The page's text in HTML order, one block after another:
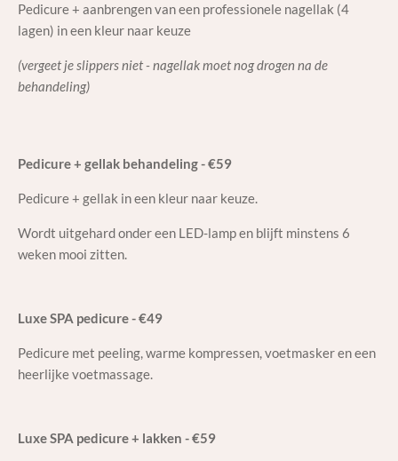
Pedicure + aanbrengen van een professionele nagellak (4
lagen) in een kleur naar keuze
(vergeet je slippers niet - nagellak moet nog drogen na de
behandeling)
Pedicure + gellak behandeling - €59
Pedicure + gellak in een kleur naar keuze.
Wordt uitgehard onder een LED-lamp en blijft minstens 6
weken mooi zitten.
Luxe SPA pedicure - €49
Pedicure met peeling, warme kompressen, voetmasker en een
heerlijke voetmassage.
Luxe SPA pedicure + lakken - €59